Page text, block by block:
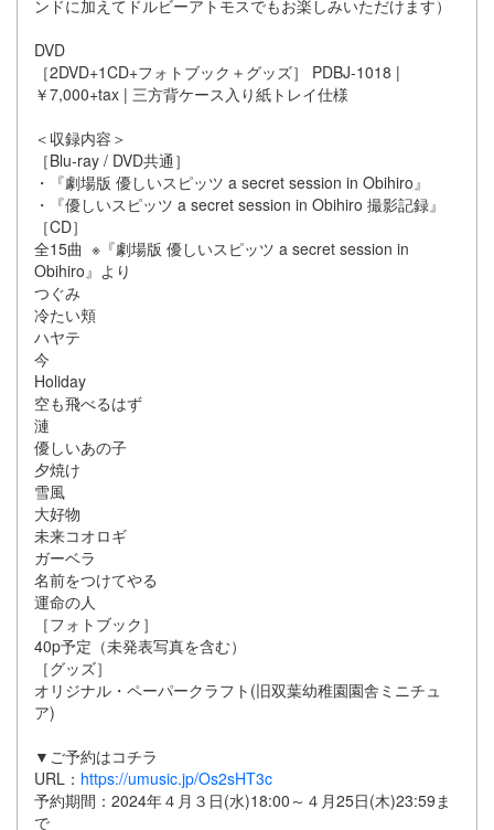
ンドに加えてドルビーアトモスでもお楽しみいただけます）
DVD
［2DVD+1CD+フォトブック＋グッズ］ PDBJ-1018 |
￥7,000+tax | 三方背ケース入り紙トレイ仕様
＜収録内容＞
［Blu-ray / DVD共通］
・『劇場版 優しいスピッツ a secret session in Obihiro』
・『優しいスピッツ a secret session in Obihiro 撮影記録』
［CD］
全15曲 ※『劇場版 優しいスピッツ a secret session in
Obihiro』より
つぐみ
冷たい頬
ハヤテ
今
Holiday
空も飛べるはず
漣
優しいあの子
夕焼け
雪風
大好物
未来コオロギ
ガーベラ
名前をつけてやる
運命の人
［フォトブック］
40p予定（未発表写真を含む）
［グッズ］
オリジナル・ペーパークラフト(旧双葉幼稚園園舎ミニチュ
ア)
▼ご予約はコチラ
URL： https://umusic.jp/Os2sHT3c
予約期間：2024年４月３日(水)18:00～４月25日(木)23:59ま
で